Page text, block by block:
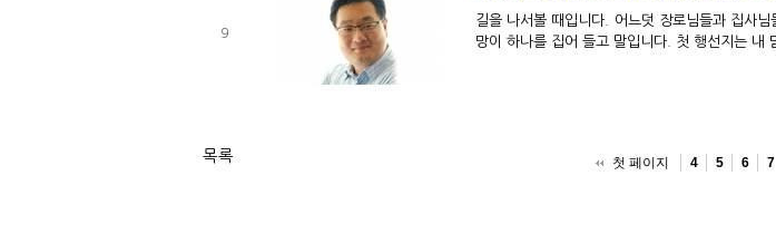
9
길을 나서볼 때입니다. 어느덧 장로님들과 집사
망이 하나를 집어 들고 말입니다. 첫 행선지는 내
목록 첫 페이지 4 5 6 7